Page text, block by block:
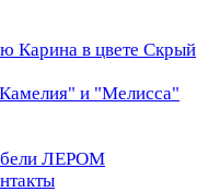
Карина в цвете Скрый
и "Мелисса"
ЛЕРОМ